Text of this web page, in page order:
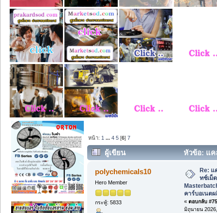
หน้า: 1 ...4 5 [6]7
ผู้เขียน
หัวข้อ: แค
Masterbatch) เม็ดแคลเซียมคาร์บอเน
polychemicals10
Hero Member
กระทู้: 5833
Re: แ
ทช์เม็
คาร์บอเนต
« ตอบกลับ
มิถุนายน